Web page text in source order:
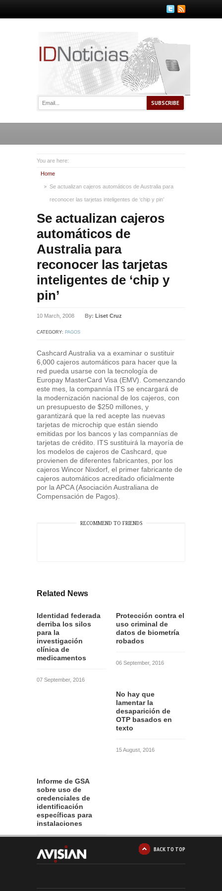
You are here:
Home
Se actualizan cajeros automáticos de Australia para
reconocer las tarjetas inteligentes de ‘chip y pin’
Se actualizan cajeros
automáticos de
Australia para
reconocer las tarjetas
inteligentes de ‘chip y
pin’
10 March, 2008 By: Liset Cruz
CATEGORY: PAGOS
Cashcard Australia va a examinar o sustituir
6,000 cajeros automáticos para hacer que la
red pueda usarse con la tecnología de
Europay MasterCard Visa (EMV). Comenzando
este mes, la compannía ITS se encargará de
la modernización nacional de los cajeros, con
un presupuesto de $250 millones, y
garantizará que la red acepte las nuevas
tarjetas de microchip que están siendo
emitidas por los bancos y las compannías de
tarjetas de crédito. ITS sustituirá la mayoría de
los modelos de cajeros de Cashcard, que
provienen de diferentes fabricantes, por los
cajeros Wincor Nixdorf, el primer fabricante de
cajeros automáticos acreditado oficialmente
por la APCA (Asociación Australiana de
Compensación de Pagos).
RECOMMEND TO FRIENDS
Related News
Identidad federada
derriba los silos
para la
investigación
clínica de
medicamentos
07 September, 2016
Protección contra el
uso criminal de
datos de biometría
robados
06 September, 2016
No hay que
lamentar la
desaparición de
OTP basados en
texto
15 August, 2016
Informe de GSA
sobre uso de
credenciales de
identificación
específicas para
instalaciones
12 August, 2016 BACK TO TOP